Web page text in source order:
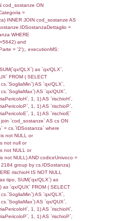
=
f_territori_limitrofi.Distanza,
FROM f_territori_limitrofi
ON
=
=
AND